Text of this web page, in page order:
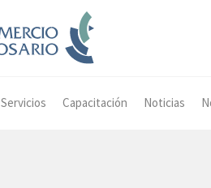
Servicios Capacitación Noticias